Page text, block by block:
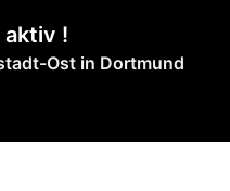
!
Ost in Dortmund